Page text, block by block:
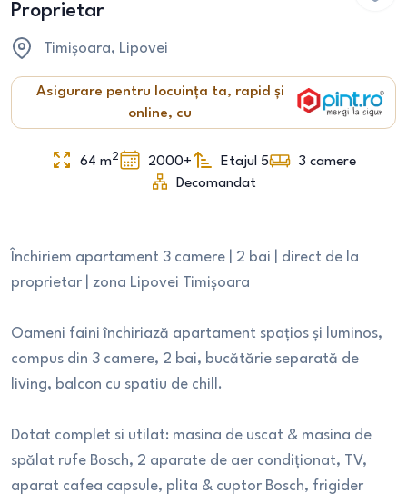
Proprietar
Timișoara, Lipovei
Asigurare pentru locuința ta, rapid și
online, cu
64 m2 2000+ Etajul 5 3 camere
Decomandat
Închiriem apartament 3 camere | 2 bai | direct de la
proprietar | zona Lipovei Timișoara
Oameni faini închiriază apartament spațios și luminos,
compus din 3 camere, 2 bai, bucătărie separată de
living, balcon cu spatiu de chill.
Dotat complet si utilat: masina de uscat & masina de
spălat rufe Bosch, 2 aparate de aer condiționat, TV,
aparat cafea capsule, plita & cuptor Bosch, frigider